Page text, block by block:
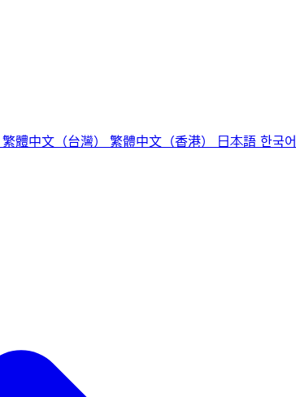
繁體中文（台灣） 繁體中文（香港） 日本語한국어